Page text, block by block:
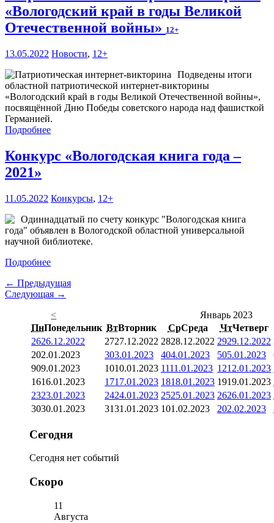
«Вологодский край в годы Великой
Отечественной войны» 12+
13.05.2022 Новости, 12+
Подведены итоги
областной патриотической интернет-викторины
«Вологодский край в годы Великой Отечественной войны»,
посвящённой Дню Победы советского народа над фашисткой
Германией.
Подробнее
Конкурс «Вологодская книга года –
2021»
11.05.2022 Конкурсы, 12+
Одиннадцатый по счету конкурс "Вологодская книга
года" объявлен в Вологодской областной универсальной
научной библиотеке.
Подробнее
← Предыдущая
Следующая →
<
Январь 2023
ПнПонедельник ВтВторник СрСреда ЧтЧетверг
2626.12.2022 2727.12.2022 2828.12.2022 2929.12.2022
202.01.2023 303.01.2023 404.01.2023 505.01.2023
909.01.2023 1010.01.2023 1111.01.2023 1212.01.2023
1616.01.2023 1717.01.2023 1818.01.2023 1919.01.2023
2323.01.2023 2424.01.2023 2525.01.2023 2626.01.2023
3030.01.2023 3131.01.2023 101.02.2023 202.02.2023
Сегодня
Сегодня нет событий
Скоро
11
Августа